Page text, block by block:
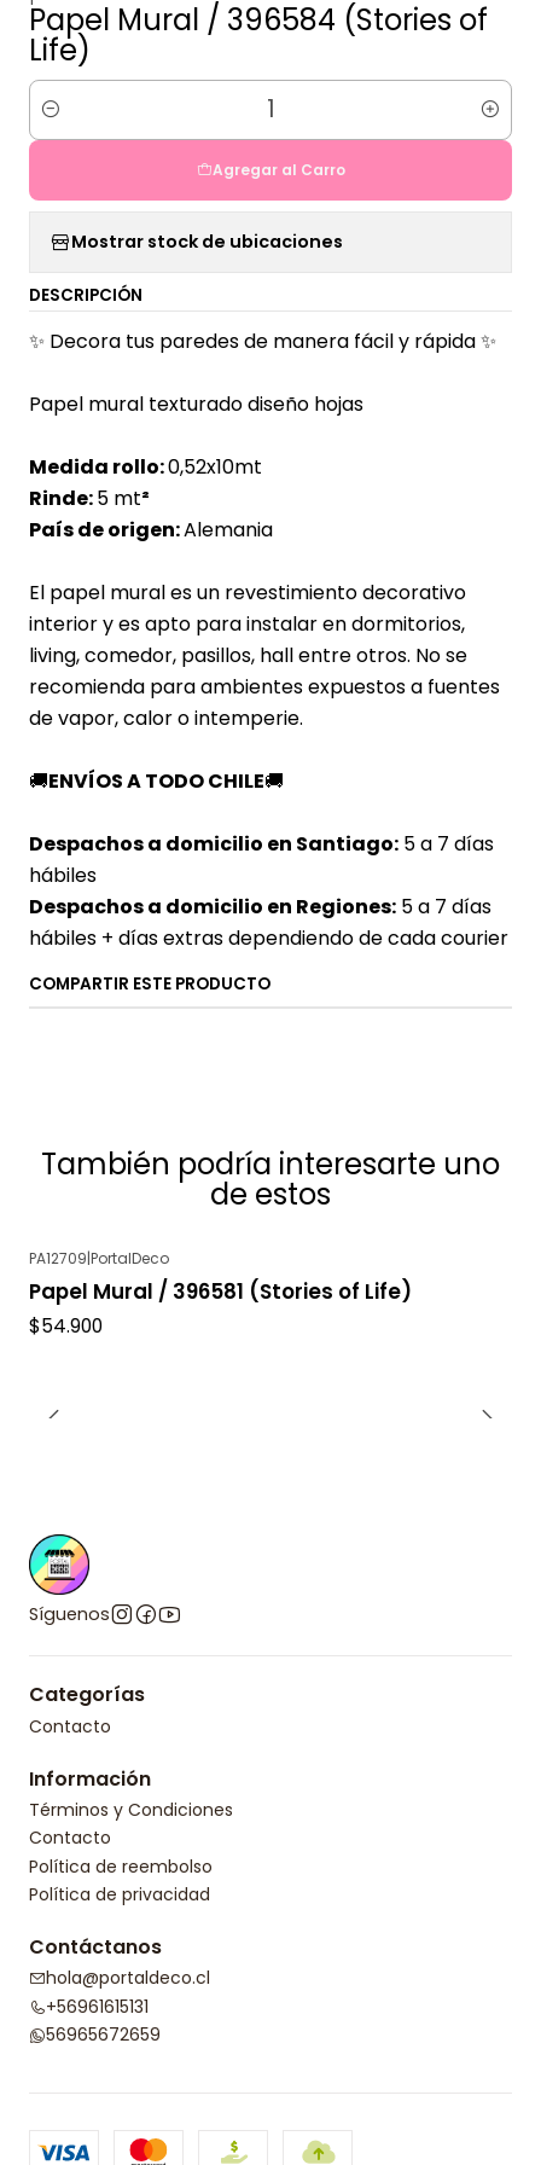
Papel Mural / 396584 (Stories of
Life)
Cantidad
Agregar al Carro
Mostrar stock de ubicaciones
DESCRIPCIÓN
✨ Decora tus paredes de manera fácil y rápida ✨
Papel mural texturado diseño hojas
Medida rollo:0,52x10mt
Rinde:5 mt²
País de origen:Alemania
El papel mural es un revestimiento decorativo
interior y es apto para instalar en dormitorios,
living, comedor, pasillos, hall entre otros. No se
recomienda para ambientes expuestos a fuentes
de vapor, calor o intemperie.
🚚ENVÍOS A TODO CHILE🚚
Despachos a domicilio en Santiago: 5 a 7 días
hábiles
Despachos a domicilio en Regiones: 5 a 7 días
hábiles + días extras dependiendo de cada courier
COMPARTIR ESTE PRODUCTO
También podría interesarte uno
de estos
PA12709|PortalDeco
Papel Mural / 396581 (Stories of Life)
$54.900
Síguenos
Categorías
Contacto
Información
Términos y Condiciones
Contacto
Política de reembolso
Política de privacidad
Contáctanos
hola@portaldeco.cl
+56961615131
56965672659